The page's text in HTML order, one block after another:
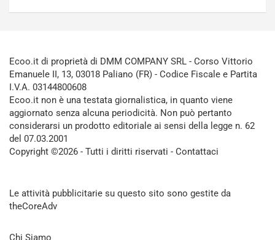
Ecoo.it di proprietà di DMM COMPANY SRL - Corso Vittorio
Emanuele II, 13, 03018 Paliano (FR) - Codice Fiscale e Partita
I.V.A. 03144800608
Ecoo.it non è una testata giornalistica, in quanto viene
aggiornato senza alcuna periodicità. Non può pertanto
considerarsi un prodotto editoriale ai sensi della legge n. 62
del 07.03.2001
Copyright ©2026 - Tutti i diritti riservati - Contattaci
Le attività pubblicitarie su questo sito sono gestite da
theCoreAdv
Chi Siamo